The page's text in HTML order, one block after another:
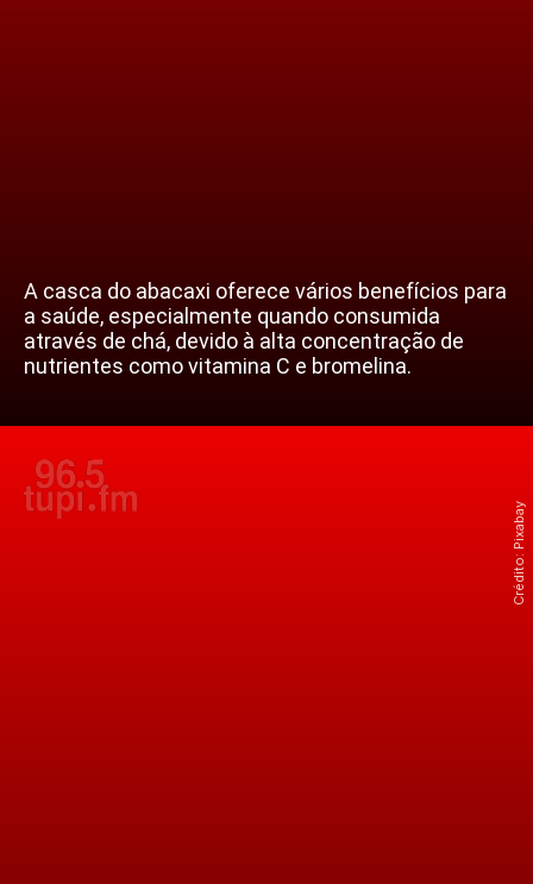
A casca do abacaxi oferece vários benefícios para
a saúde, especialmente quando consumida
através de chá, devido à alta concentração de
nutrientes como vitamina C e bromelina.
Crédito: Pixabay